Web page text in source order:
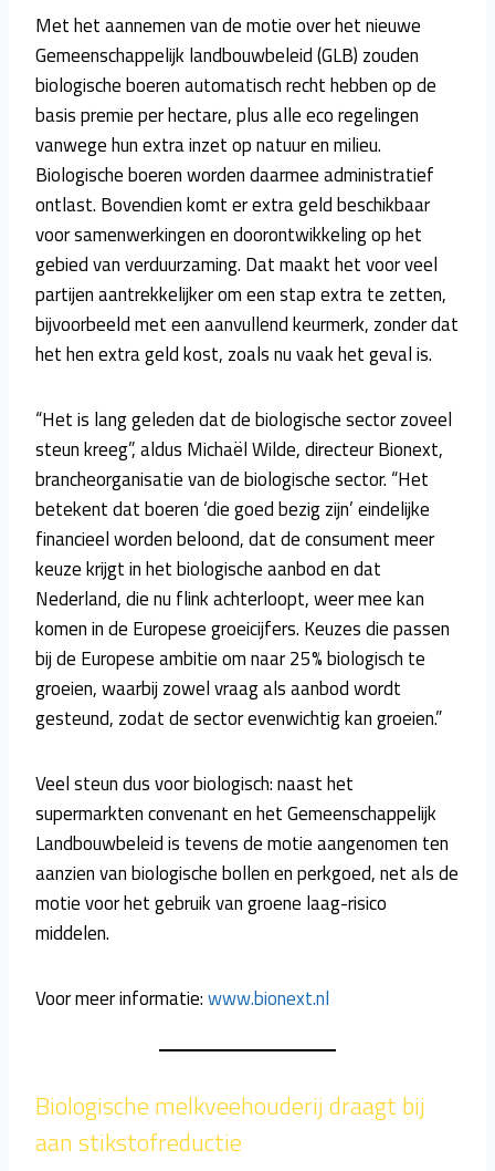
Met het aannemen van de motie over het nieuwe
Gemeenschappelijk landbouwbeleid (GLB) zouden
biologische boeren automatisch recht hebben op de
basis premie per hectare, plus alle eco regelingen
vanwege hun extra inzet op natuur en milieu.
Biologische boeren worden daarmee administratief
ontlast. Bovendien komt er extra geld beschikbaar
voor samenwerkingen en doorontwikkeling op het
gebied van verduurzaming. Dat maakt het voor veel
partijen aantrekkelijker om een stap extra te zetten,
bijvoorbeeld met een aanvullend keurmerk, zonder dat
het hen extra geld kost, zoals nu vaak het geval is.
“Het is lang geleden dat de biologische sector zoveel
steun kreeg”, aldus Michaël Wilde, directeur Bionext,
brancheorganisatie van de biologische sector. “Het
betekent dat boeren ‘die goed bezig zijn’ eindelijke
financieel worden beloond, dat de consument meer
keuze krijgt in het biologische aanbod en dat
Nederland, die nu flink achterloopt, weer mee kan
komen in de Europese groeicijfers. Keuzes die passen
bij de Europese ambitie om naar 25% biologisch te
groeien, waarbij zowel vraag als aanbod wordt
gesteund, zodat de sector evenwichtig kan groeien.”
Veel steun dus voor biologisch: naast het
supermarkten convenant en het Gemeenschappelijk
Landbouwbeleid is tevens de motie aangenomen ten
aanzien van biologische bollen en perkgoed, net als de
motie voor het gebruik van groene laag-risico
middelen.
Voor meer informatie:www.bionext.nl
Biologische melkveehouderij draagt bij
aan stikstofreductie